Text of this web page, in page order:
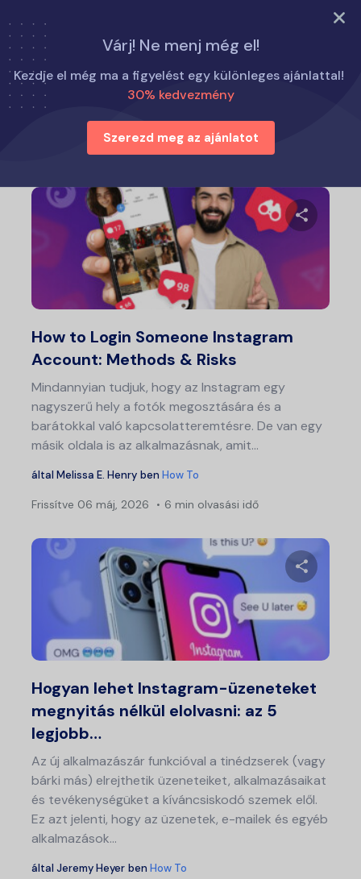
PRÓBÁLJA KI MOST
Várj! Ne menj még el!
Kezdje el még ma a figyelést egy különleges ajánlattal!
30% kedvezmény
Szerezd meg az ajánlatot
Otthon Hogyan kell
Hogyan kell
Ossza
How to Login Someone Instagram
Account: Methods & Risks
Mindannyian tudjuk, hogy az Instagram egy
nagyszerű hely a fotók megosztására és a
barátokkal való kapcsolatteremtésre. De van egy
másik oldala is az alkalmazásnak, amit...
által Melissa E. Henry ben How To
Frissítve 06 máj, 2026 6 min olvasási idő
Ossza
Hogyan lehet Instagram-üzeneteket
megnyitás nélkül elolvasni: az 5
legjobb…
Az új alkalmazászár funkcióval a tinédzserek (vagy
bárki más) elrejthetik üzeneteiket, alkalmazásaikat
és tevékenységüket a kíváncsiskodó szemek elől.
Ez azt jelenti, hogy az üzenetek, e-mailek és egyéb
alkalmazások...
által Jeremy Heyer ben How To